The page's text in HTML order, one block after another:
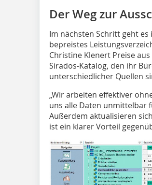
Der Weg zur
Im nächsten Schritt geht
bepreistes
Christine Klenert Preise
Sirados-Katalog, den ihr
unterschiedlicher Quellen
„Wir arbeiten effektiver
uns alle Daten unmittelbar
Außerdem aktualisieren
ist ein klarer Vorteil